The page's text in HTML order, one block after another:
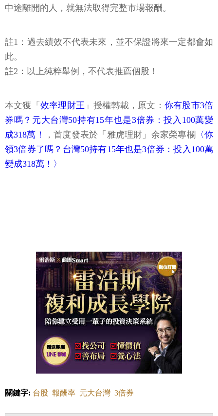
中途離開的人，就無法取得完整市場報酬。
註1：過去績效不代表未來，並不保證將來一定都會如
此。
註2：以上純粹舉例，不代表推薦個股！
本文獲「 效率理財王 」授權轉載，原文： 你有股市3倍
券嗎？元大台灣50持有15年也是3倍券：投入100萬變
成318萬！
，首度發表於「雅虎理財」余家榮專欄 〈你
領3倍券了嗎？台灣50持有15年也是3倍券：投入100萬
變成318萬！〉
關鍵字: 台股 報酬率 元大台灣 3倍券